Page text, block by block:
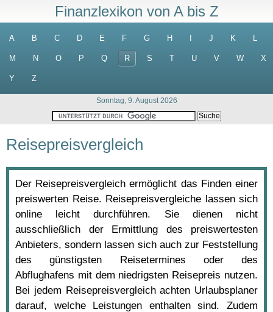
Finanzlexikon von A bis Z
A B C D E F G H J K L
M N O P Q R S T U V W X
Y Z
Sonntag, 9. August 2026
Reisepreisvergleich
Der Reisepreisvergleich ermöglicht das Finden einer
preiswerten Reise. Reisepreisvergleiche lassen sich
online leicht durchführen. Sie dienen nicht
ausschließlich der Ermittlung des preiswertesten
Anbieters, sondern lassen sich auch zur Feststellung
des günstigsten Reisetermines oder des
Abflughafens mit dem niedrigsten Reisepreis nutzen.
Bei jedem Reisepreisvergleich achten Urlaubsplaner
darauf, welche Leistungen enthalten sind. Zudem